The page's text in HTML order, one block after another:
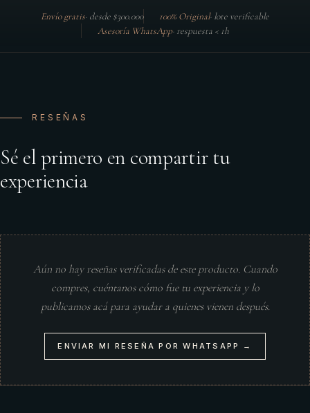
Envío gratis· desde $300.000 100% Original· lote verificable
Asesoría WhatsApp· respuesta < 1h
RESEÑAS
Sé el primero en compartir tu
experiencia
Aún no hay reseñas verificadas de este producto. Cuando
compres, cuéntanos cómo fue tu experiencia y lo
publicamos acá para ayudar a quienes vienen después.
ENVIAR MI RESEÑA POR WHATSAPP →